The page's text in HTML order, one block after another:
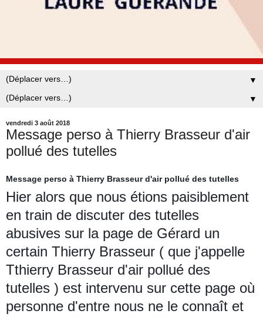
▼
▼
vendredi 3 août 2018
Message perso à Thierry Brasseur d'air
pollué des tutelles
Message perso à Thierry Brasseur d'air pollué des tutelles
Hier alors que nous étions paisiblement
en train de discuter des tutelles
abusives sur la page de Gérard un
certain Thierry Brasseur ( que j'appelle
Tthierry Brasseur d'air pollué des
tutelles ) est intervenu sur cette page où
personne d'entre nous ne le connaît et